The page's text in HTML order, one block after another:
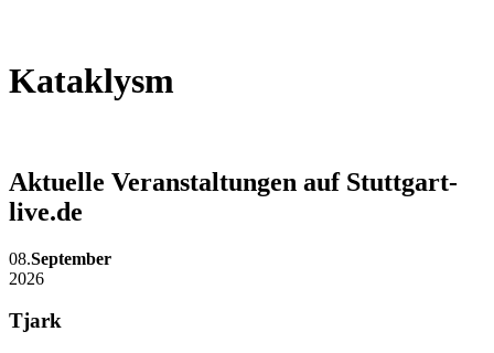
Kataklysm
Aktuelle Veranstaltungen auf Stuttgart-
live.de
08.September
2026
Tjark